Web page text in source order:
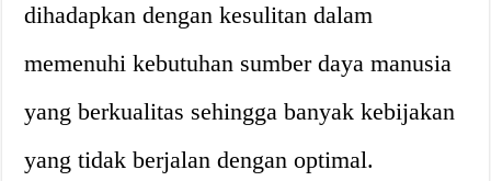
dihadapkan dengan kesulitan dalam
memenuhi kebutuhan sumber daya manusia
yang berkualitas sehingga banyak kebijakan
yang tidak berjalan dengan optimal.